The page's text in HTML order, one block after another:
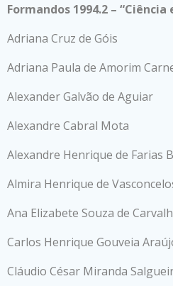
Formandos 1994.2 –
Adriana Cruz de Góis
Adriana Paula de Amorim
Alexander Galvão de Aguiar
Alexandre Cabral Mota
Alexandre Henrique de Farias
Almira Henrique de
Ana Elizabete Souza de
Carlos Henrique Gouveia
Cláudio César Miranda